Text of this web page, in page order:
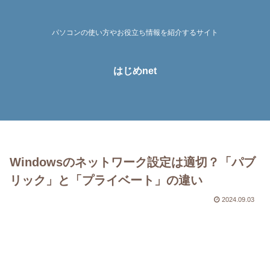
パソコンの使い方やお役立ち情報を紹介するサイト
はじめnet
Windowsのネットワーク設定は適切？「パブ
リック」と「プライベート」の違い
2024.09.03